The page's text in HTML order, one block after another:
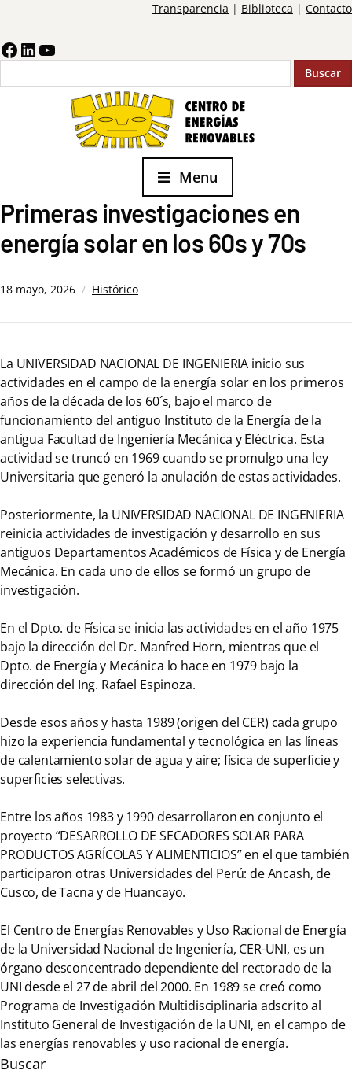
Transparencia | Biblioteca | Contacto
Buscar
Menu
Primeras investigaciones en
energía solar en los 60s y 70s
18 mayo, 2026 Histórico
La UNIVERSIDAD NACIONAL DE INGENIERIA inicio sus
actividades en el campo de la energía solar en los primeros
años de la década de los 60´s, bajo el marco de
funcionamiento del antiguo Instituto de la Energía de la
antigua Facultad de Ingeniería Mecánica y Eléctrica. Esta
actividad se truncó en 1969 cuando se promulgo una ley
Universitaria que generó la anulación de estas actividades.
Posteriormente, la UNIVERSIDAD NACIONAL DE INGENIERIA
reinicia actividades de investigación y desarrollo en sus
antiguos Departamentos Académicos de Física y de Energía
Mecánica. En cada uno de ellos se formó un grupo de
investigación.
En el Dpto. de Física se inicia las actividades en el año 1975
bajo la dirección del Dr. Manfred Horn, mientras que el
Dpto. de Energía y Mecánica lo hace en 1979 bajo la
dirección del Ing. Rafael Espinoza.
Desde esos años y hasta 1989 (origen del CER) cada grupo
hizo la experiencia fundamental y tecnológica en las líneas
de calentamiento solar de agua y aire; física de superficie y
superficies selectivas.
Entre los años 1983 y 1990 desarrollaron en conjunto el
proyecto “DESARROLLO DE SECADORES SOLAR PARA
PRODUCTOS AGRÍCOLAS Y ALIMENTICIOS” en el que también
participaron otras Universidades del Perú: de Ancash, de
Cusco, de Tacna y de Huancayo.
El Centro de Energías Renovables y Uso Racional de Energía
de la Universidad Nacional de Ingeniería, CER-UNI, es un
órgano desconcentrado dependiente del rectorado de la
UNI desde el 27 de abril del 2000. En 1989 se creó como
Programa de Investigación Multidisciplinaria adscrito al
Instituto General de Investigación de la UNI, en el campo de
las energías renovables y uso racional de energía.
Buscar